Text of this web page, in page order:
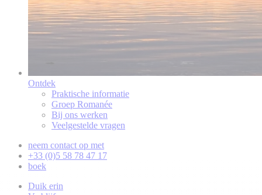
Ontdek
Praktische informatie
Groep Romanée
Bij ons werken
Veelgestelde vragen
neem contact op met
+33 (0)5 58 78 47 17
boek
Duik erin